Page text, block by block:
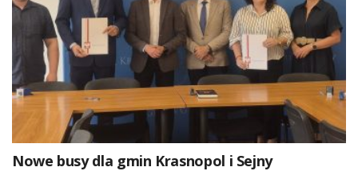
Nowe busy dla gmin Krasnopol i Sejny